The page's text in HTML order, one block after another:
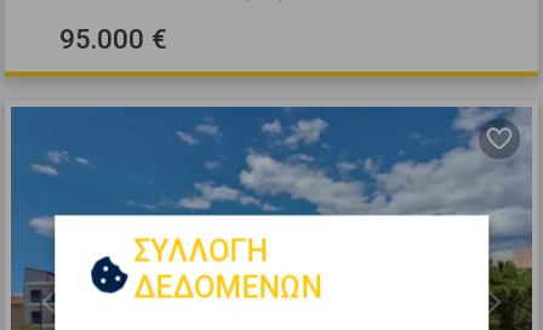
95.000 €
Previous Next
ΣΥΛΛΟΓΗ
ΔΕΔΟΜΕΝΩΝ